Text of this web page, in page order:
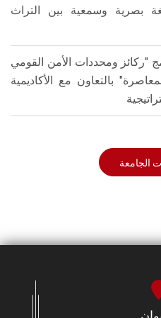
بصرية وسمعية بين التراث
ومحددات الأمن القومي
بالتعاون مع الأكاديمية
الجامعة